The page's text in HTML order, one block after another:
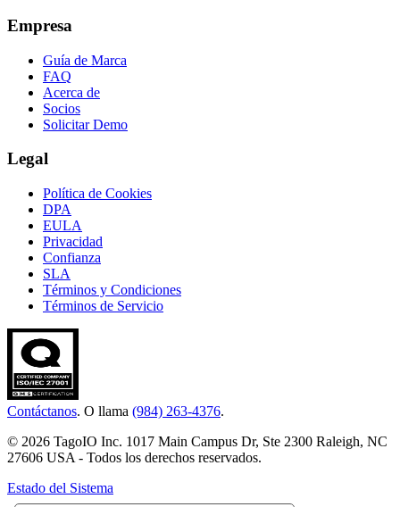
Empresa
Guía de Marca
FAQ
Acerca de
Socios
Solicitar Demo
Legal
Política de Cookies
DPA
EULA
Privacidad
Confianza
SLA
Términos y Condiciones
Términos de Servicio
Contáctanos. O llama (984) 263-4376.
© 2026 TagoIO Inc. 1017 Main Campus Dr, Ste 2300 Raleigh, NC
27606 USA - Todos los derechos reservados.
Estado del Sistema